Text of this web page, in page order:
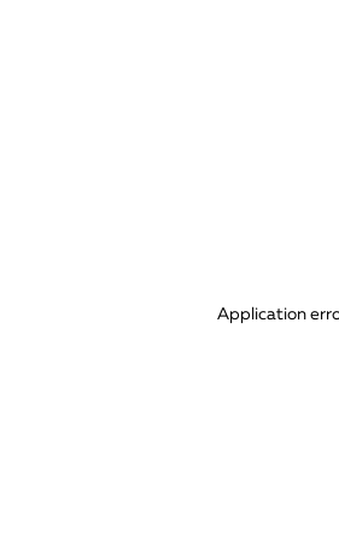
Application